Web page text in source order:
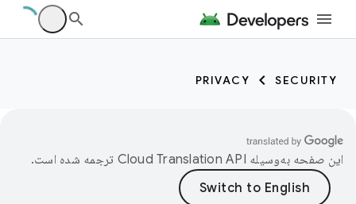
SECURITY
PRIVACY
این صفحه به‌وسیله ترجمه شده است.